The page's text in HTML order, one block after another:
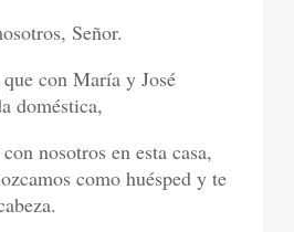
Señor.
con María y José
doméstica,
nosotros en esta casa,
como huésped y te